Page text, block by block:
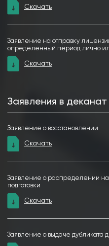
Скачать
Заявление на отправку
определенный период лично
Скачать
Заявления в
Заявление о восстановлении
Скачать
Заявление о распределении на
подготовки
Скачать
Заявление о выдаче дубликата